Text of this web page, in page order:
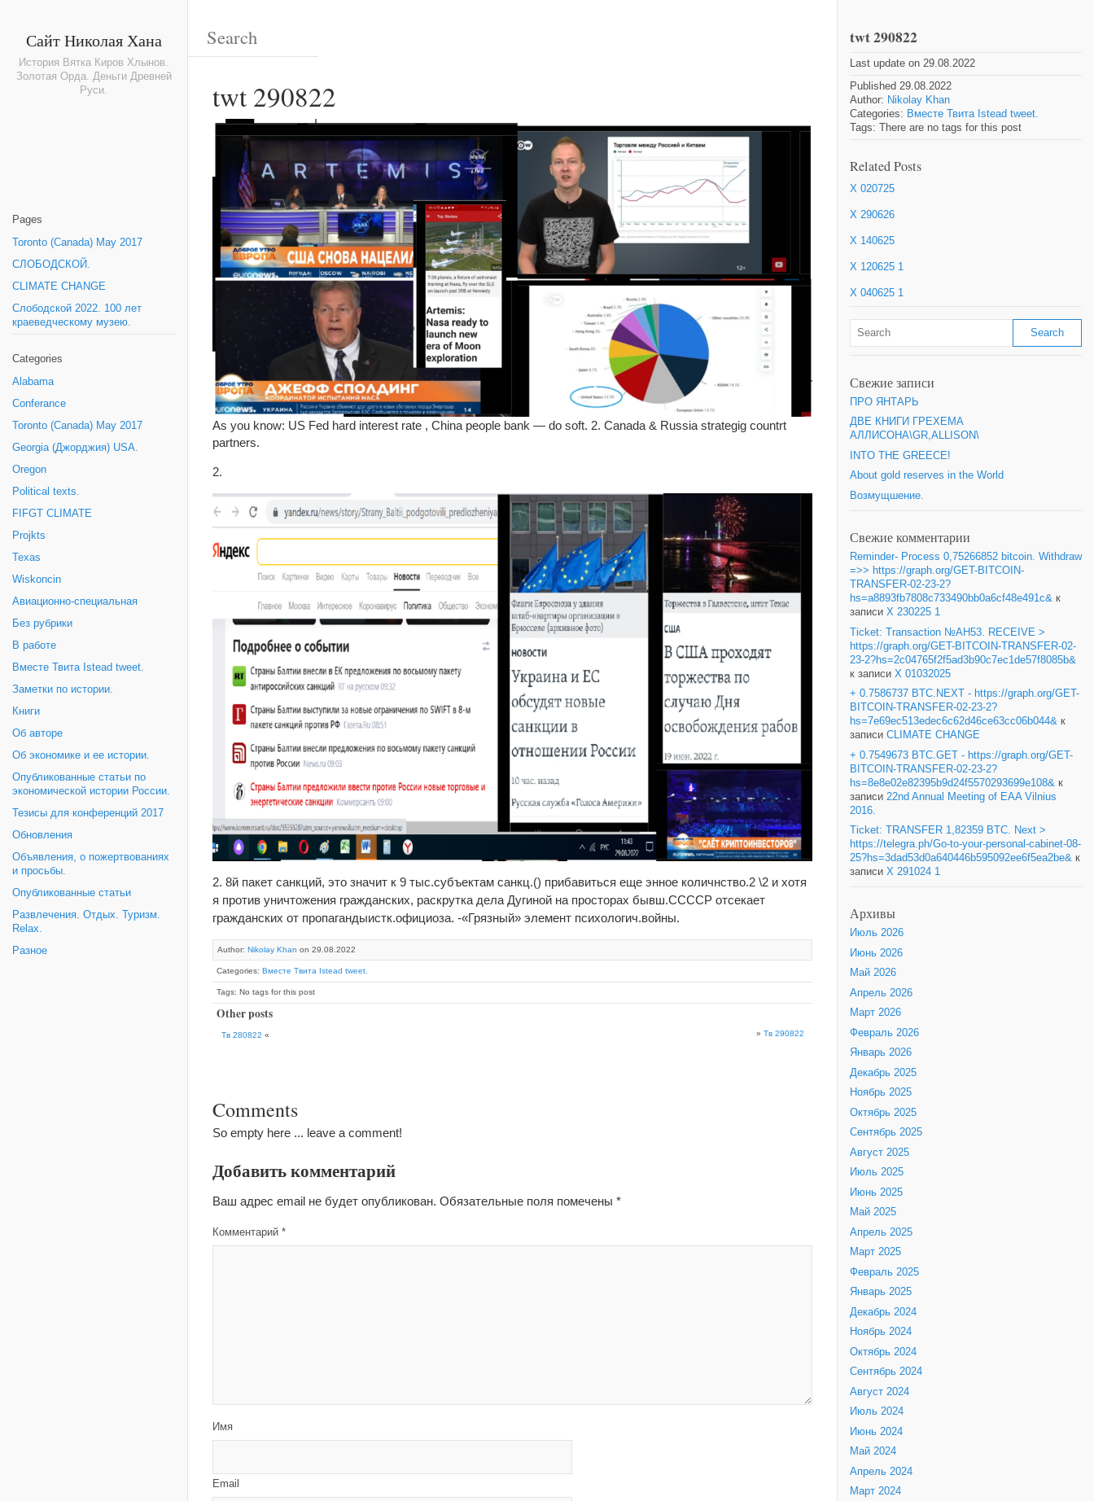
Сайт Николая Хана
История Вятка Киров Хлынов.
Золотая Орда. Деньги Древней
Руси.
Pages
Toronto (Canada) May 2017
СЛОБОДСКОЙ.
CLIMATE CHANGE
Слободской 2022. 100 лет
краеведческому музею.
Categories
Alabama
Conferance
Toronto (Canada) May 2017
Georgia (Джорджия) USA.
Oregon
Political texts.
FIFGT CLIMATE
Projkts
Texas
Wiskoncin
Авиационно-специальная
Без рубрики
В работе
Вместе Твита Istead tweet.
Заметки по истории.
Книги
Об авторе
Об экономике и ее истории.
Опубликованные статьи по
экономической истории России.
Тезисы для конференций 2017
Обновления
Объявления, о пожертвованиях
и просьбы.
Опубликованные статьи
Развлечения. Отдых. Туризм.
Relax.
Разное
twt 290822
As you know: US Fed hard interest rate , China people bank — do soft. 2. Canada & Russia strategig countrt
partners.
2.
2. 8й пакет санкций, это значит к 9 тыс.субъектам санкц.() прибавиться еще энное количнство.2 \2 и хотя
я против уничтожения гражданских, раскрутка дела Дугиной на просторах бывш.ССССР отсекает
гражданских от пропагандыистк.официоза. -«Грязный» элемент психологич.войны.
Author: Nikolay Khan on 29.08.2022
Categories: Вместе Твита Istead tweet.
Tags: No tags for this post
Other posts
Тв 280822 « » Тв 290822
Comments
So empty here ... leave a comment!
Добавить комментарий
Ваш адрес email не будет опубликован. Обязательные поля помечены *
Комментарий *
Имя
Email
twt 290822
Last update on 29.08.2022
Published 29.08.2022
Author: Nikolay Khan
Categories: Вместе Твита Istead tweet.
Tags: There are no tags for this post
Related Posts
X 020725
X 290626
X 140625
X 120625 1
X 040625 1
Свежие записи
ПРО ЯНТАРЬ
ДВЕ КНИГИ ГРЕХЕМА
АЛЛИСОНА\GR,ALLISON\
INTO THE GREECE!
About gold reserves in the World
Возмущшение.
Свежие комментарии
Reminder- Process 0,75266852 bitcoin. Withdraw
=>> https://graph.org/GET-BITCOIN-
TRANSFER-02-23-2?
hs=a8893fb7808c733490bb0a6cf48e491c& к
записи X 230225 1
Ticket: Transaction №AH53. RECEIVE >
https://graph.org/GET-BITCOIN-TRANSFER-02-
23-2?hs=2c04765f2f5ad3b90c7ec1de57f8085b&
к записи X 01032025
+ 0.7586737 BTC.NEXT - https://graph.org/GET-
BITCOIN-TRANSFER-02-23-2?
hs=7e69ec513edec6c62d46ce63cc06b044& к
записи CLIMATE CHANGE
+ 0.7549673 BTC.GET - https://graph.org/GET-
BITCOIN-TRANSFER-02-23-2?
hs=8e8e02e82395b9d24f5570293699e108& к
записи 22nd Annual Meeting of EAA Vilnius
2016.
Ticket: TRANSFER 1,82359 BTC. Next >
https://telegra.ph/Go-to-your-personal-cabinet-08-
25?hs=3dad53d0a640446b595092ee6f5ea2be& к
записи X 291024 1
Архивы
Июль 2026
Июнь 2026
Май 2026
Апрель 2026
Март 2026
Февраль 2026
Январь 2026
Декабрь 2025
Ноябрь 2025
Октябрь 2025
Сентябрь 2025
Август 2025
Июль 2025
Июнь 2025
Май 2025
Апрель 2025
Март 2025
Февраль 2025
Январь 2025
Декабрь 2024
Ноябрь 2024
Октябрь 2024
Сентябрь 2024
Август 2024
Июль 2024
Июнь 2024
Май 2024
Апрель 2024
Март 2024